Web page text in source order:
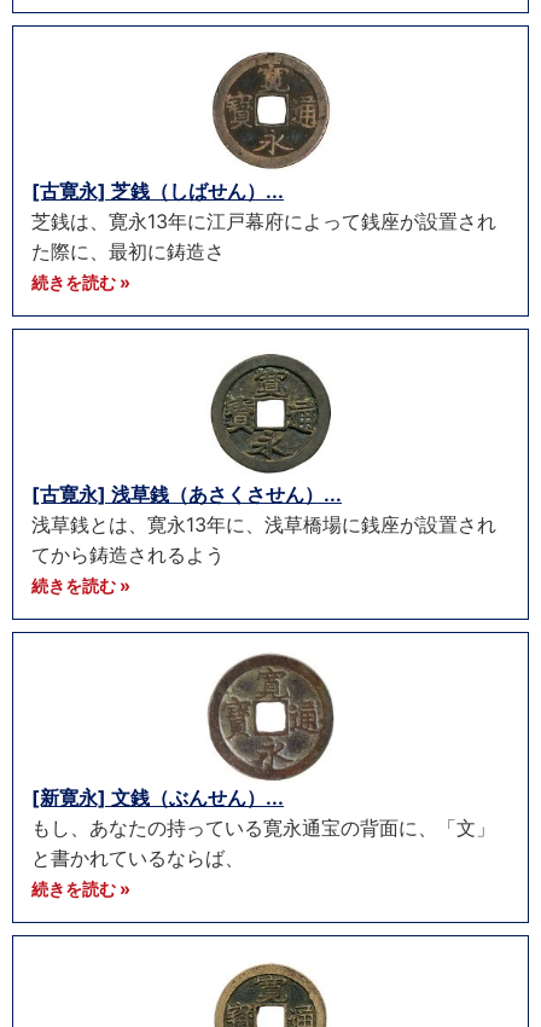
[古寛永] 芝銭（しばせん）...
芝銭は、寛永13年に江戸幕府によって銭座が設置され
た際に、最初に鋳造さ
続きを読む »
[古寛永] 浅草銭（あさくさせん）...
浅草銭とは、寛永13年に、浅草橋場に銭座が設置され
てから鋳造されるよう
続きを読む »
[新寛永] 文銭（ぶんせん）...
もし、あなたの持っている寛永通宝の背面に、「文」
と書かれているならば、
続きを読む »